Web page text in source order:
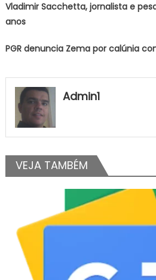
Vladimir Sacchetta, jornalista e
anos
PGR denuncia Zema por calúnia
Admin1
VEJA TAMBÉM